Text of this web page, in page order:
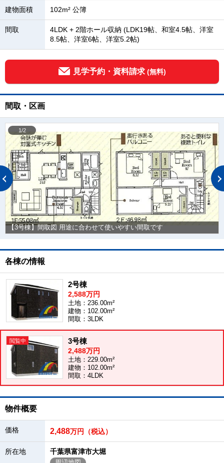
建物面積 102m² 公簿
間取
4LDK + 2階ホール収納 (LDK19帖、和室4.5帖、洋室
8.5帖、洋室6帖、洋室5.2帖)
見学予約・資料請求 (無料)
間取・区画
【3号棟】間取図 用途に合わせて使いやすい間取です
1/2
各棟の情報
2号棟
2,588万円
土地：236.00m²
建物：102.00m²
間取：3LDK
3号棟
2,488万円
土地：229.00m²
建物：102.00m²
間取：4LDK
物件概要
価格 2,488万円（税込）
所在地 千葉県富津市大堀